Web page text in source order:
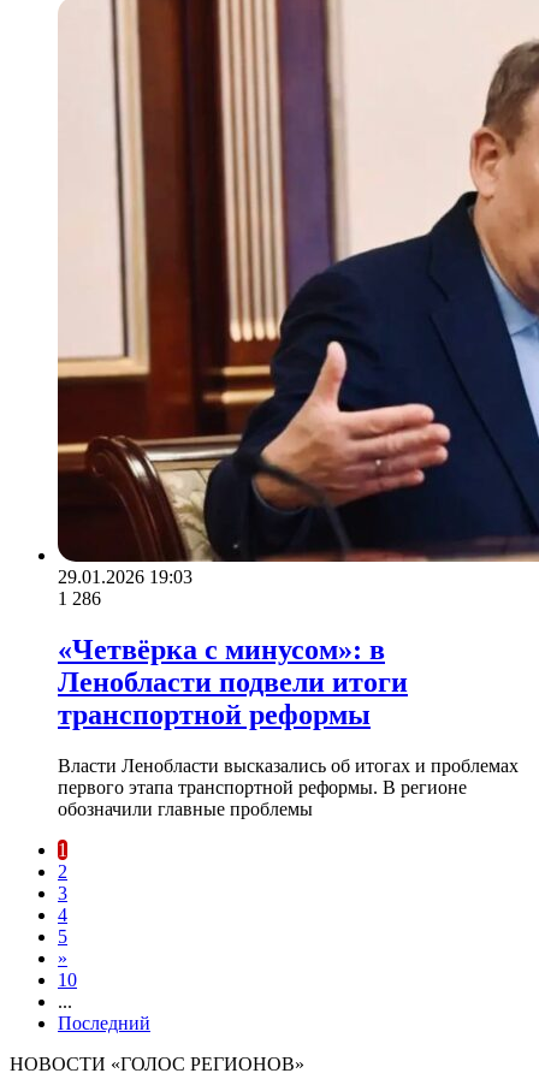
29.01.2026 19:03
1 286
«Четвёрка с минусом»: в
Ленобласти подвели итоги
транспортной реформы
Власти Ленобласти высказались об итогах и проблемах
первого этапа транспортной реформы. В регионе
обозначили главные проблемы
1
2
3
4
5
»
10
...
Последний
НОВОСТИ «ГОЛОС РЕГИОНОВ»